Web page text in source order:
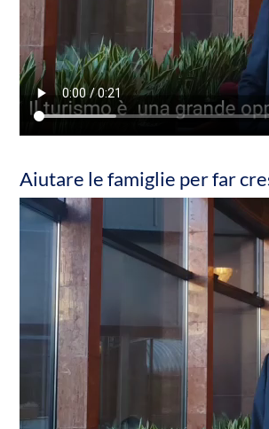
Aiutare le famiglie per far